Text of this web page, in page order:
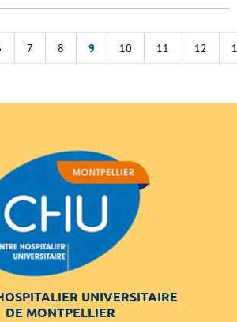
7 8 9 10 11 12
UNIVERSITAIRE
DE MONTPELLIER